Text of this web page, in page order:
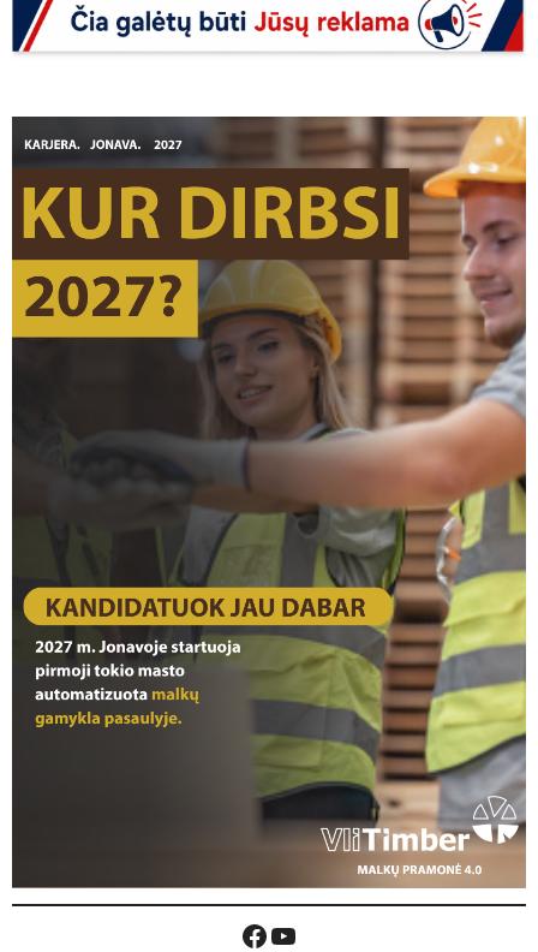
Facebook
YouTube